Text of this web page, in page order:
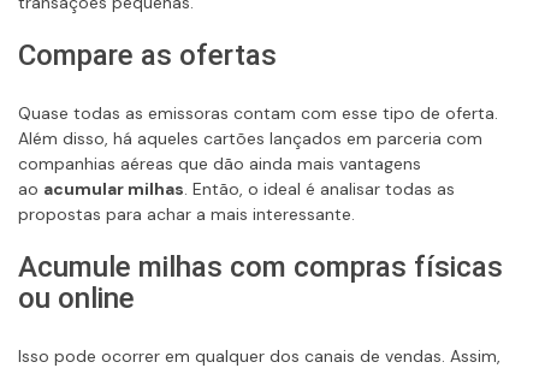
Compare as ofertas
Quase todas as emissoras contam com esse tipo de oferta.
Além disso, há aqueles cartões lançados em parceria com
companhias aéreas que dão ainda mais vantagens
ao acumular milhas . Então, o ideal é analisar todas as
propostas para achar a mais interessante.
Acumule milhas com compras físicas
ou online
Isso pode ocorrer em qualquer dos canais de vendas. Assim,